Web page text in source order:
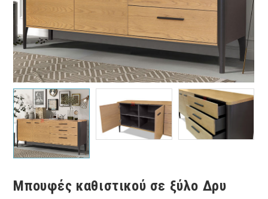
Μπουφές καθιστικού σε ξύλο Δρυ